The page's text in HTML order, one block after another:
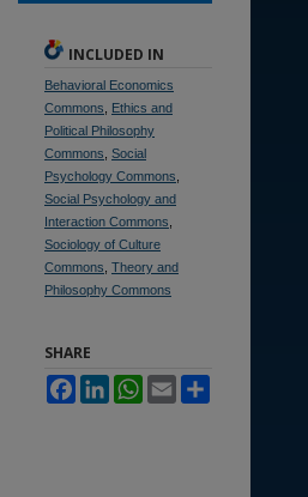
INCLUDED IN
Behavioral Economics
Commons
Ethics and
Political Philosophy
Commons Social
Psychology Commons
Social Psychology and
Interaction Commons
Sociology of Culture
Commons Theory and
Philosophy Commons
SHARE
FacebookLinkedInWhatsApp
Email